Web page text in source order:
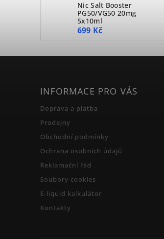
Nic Salt Booster
PG50/VG50 20mg
5x10ml
699 Kč
INFORMACE PRO VÁS
Doprava a platba
Prodejny
Obchodní podmínky
Ochrana osobních údajů
Reklamační řád
Soubory cookies
E-liquid kalkulátor
Kontakty